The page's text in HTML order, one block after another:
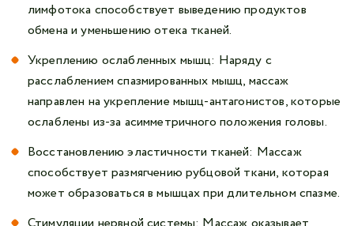
лимфотока способствует выведению продуктов
обмена и уменьшению отека тканей.
Укреплению ослабленных мышц: Наряду с
расслаблением спазмированных мышц, массаж
направлен на укрепление мышц-антагонистов, которые
ослаблены из-за асимметричного положения головы.
Восстановлению эластичности тканей: Массаж
способствует размягчению рубцовой ткани, которая
может образоваться в мышцах при длительном спазме.